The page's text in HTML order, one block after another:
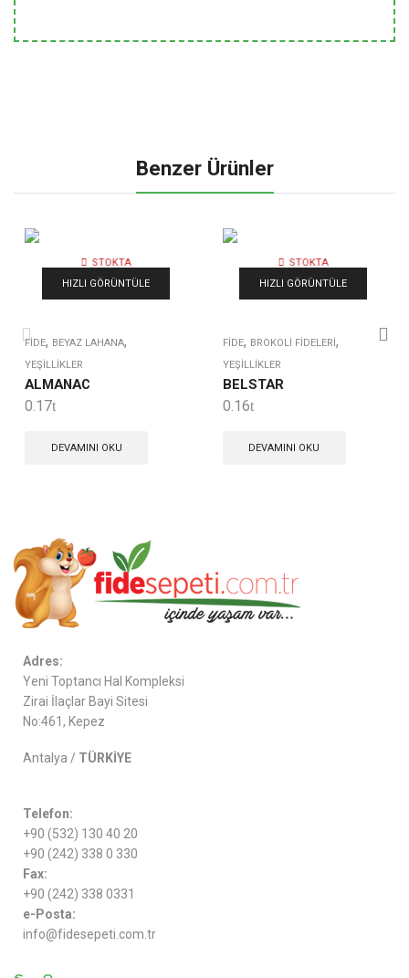
Benzer Ürünler
STOKTA
YOK
HIZLI GÖRÜNTÜLE
FIDE, BEYAZ LAHANA,
YEŞILLIKLER
ALMANAC
0.17
DEVAMINI OKU
STOKTA
YOK
HIZLI GÖRÜNTÜLE
FIDE, BROKOLI FIDELERI,
YEŞILLIKLER
BELSTAR
0.16
DEVAMINI OKU
Adres:
Yeni Toptancı Hal Kompleksi
Zirai İlaçlar Bayi Sitesi
No:461, Kepez
Antalya / TÜRKİYE
Telefon:
+90 (532) 130 40 20
+90 (242) 338 0 330
Fax:
+90 (242) 338 0331
e-Posta:
info@fidesepeti.com.tr